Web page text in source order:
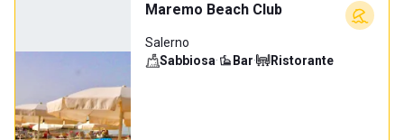
Maremo Beach Club
Salerno
Sabbiosa· Bar· Ristorante